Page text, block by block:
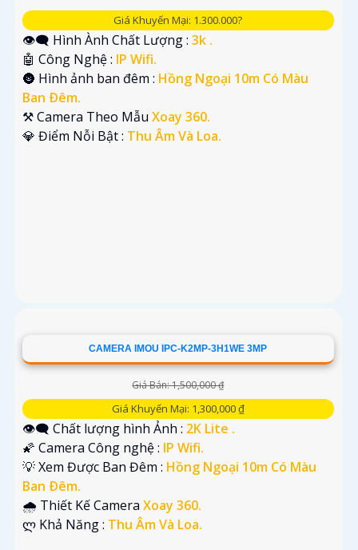
Giá Khuyến Mại: 1.300.000?
👁️‍🗨 Hình Ành Chất Lượng : 3k .
🤖️ Công Nghệ : IP Wifi.
🌚 Hình ảnh ban đêm : Hồng Ngoại 10m Có Màu
Ban Ðêm.
⚒ Camera Theo Mẫu Xoay 360.
️💎 Điểm Nỗi Bật : Thu Âm Và Loa.
CAMERA IMOU IPC-K2MP-3H1WE 3MP
Giá Bán: 1,500,000 ₫
Giá Khuyến Mại: 1,300,000 ₫
👁️‍🗨 Chất lượng hình Ảnh : 2K Lite .
🌠 Camera Công nghệ : IP Wifi.
💡 Xem Được Ban Đêm : Hồng Ngoại 10m Có Màu
Ban Ðêm.
🌧️ Thiết Kế Camera Xoay 360.
️ლ Khả Năng : Thu Âm Và Loa.